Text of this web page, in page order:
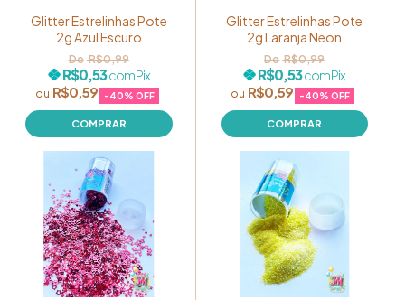
Glitter Estrelinhas Pote
2g Azul Escuro
R$0,59 -40% OFF
R$0,99
R$0,53comPix
Glitter Estrelinhas Pote
2g Laranja Neon
R$0,59 -40% OFF
R$0,99
R$0,53comPix